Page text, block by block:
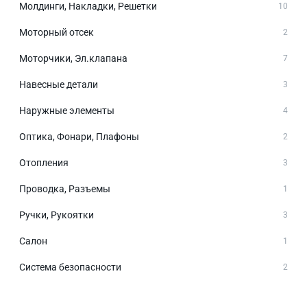
Молдинги, Накладки, Решетки 10
Моторный отсек 2
Моторчики, Эл.клапана 7
Навесные детали 3
Наружные элементы 4
Оптика, Фонари, Плафоны 2
Отопления 3
Проводка, Разъемы 1
Ручки, Рукоятки 3
Салон 1
Система безопасности 2